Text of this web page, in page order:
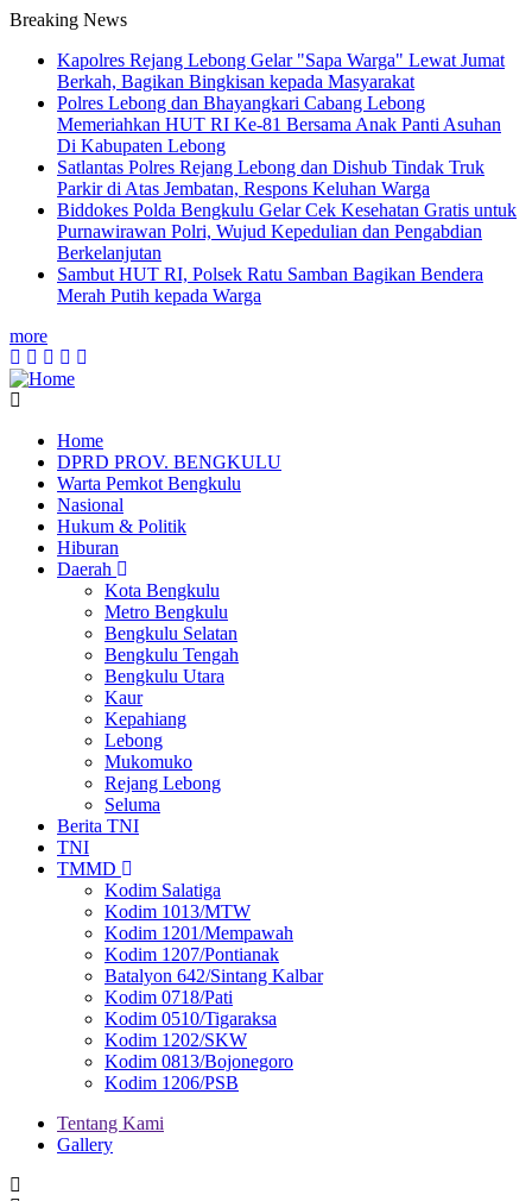
Breaking News
Kapolres Rejang Lebong Gelar "Sapa Warga" Lewat Jumat
Berkah, Bagikan Bingkisan kepada Masyarakat
Polres Lebong dan Bhayangkari Cabang Lebong
Memeriahkan HUT RI Ke-81 Bersama Anak Panti Asuhan
Di Kabupaten Lebong
Satlantas Polres Rejang Lebong dan Dishub Tindak Truk
Parkir di Atas Jembatan, Respons Keluhan Warga
Biddokes Polda Bengkulu Gelar Cek Kesehatan Gratis untuk
Purnawirawan Polri, Wujud Kepedulian dan Pengabdian
Berkelanjutan
Sambut HUT RI, Polsek Ratu Samban Bagikan Bendera
Merah Putih kepada Warga
more
Main
navigation
Home
DPRD PROV. BENGKULU
Warta Pemkot Bengkulu
Nasional
Hukum & Politik
Hiburan
Daerah
Kota Bengkulu
Metro Bengkulu
Bengkulu Selatan
Bengkulu Tengah
Bengkulu Utara
Kaur
Kepahiang
Lebong
Mukomuko
Rejang Lebong
Seluma
Berita TNI
TNI
TMMD
Kodim Salatiga
Kodim 1013/MTW
Kodim 1201/Mempawah
Kodim 1207/Pontianak
Batalyon 642/Sintang Kalbar
Kodim 0718/Pati
Kodim 0510/Tigaraksa
Kodim 1202/SKW
Kodim 0813/Bojonegoro
Kodim 1206/PSB
Menu
second
Tentang Kami
Gallery